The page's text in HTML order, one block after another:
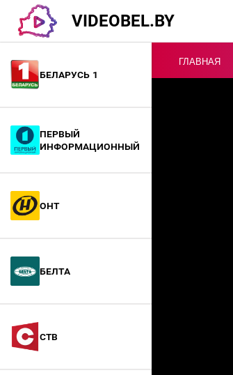
VIDEOBEL.BY
Беларусь 1
Первый
информационный
ОНТ
БелТА
СТВ
ГЛАВНАЯ